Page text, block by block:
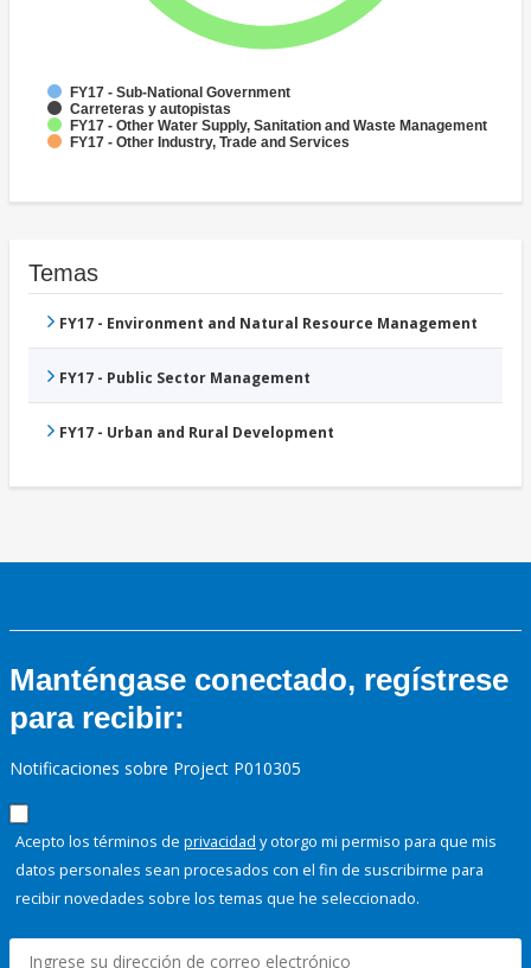
FY17 - Sub-National Government
Carreteras y autopistas
FY17 - Other Water Supply, Sanitation and Waste Management
FY17 - Other Industry, Trade and Services
Temas
FY17 - Environment and Natural Resource Management
FY17 - Public Sector Management
FY17 - Urban and Rural Development
Manténgase conectado, regístrese
para recibir:
Notificaciones sobre Project P010305
Acepto los términos de privacidad y otorgo mi permiso para que mis
datos personales sean procesados con el fin de suscribirme para
recibir novedades sobre los temas que he seleccionado.